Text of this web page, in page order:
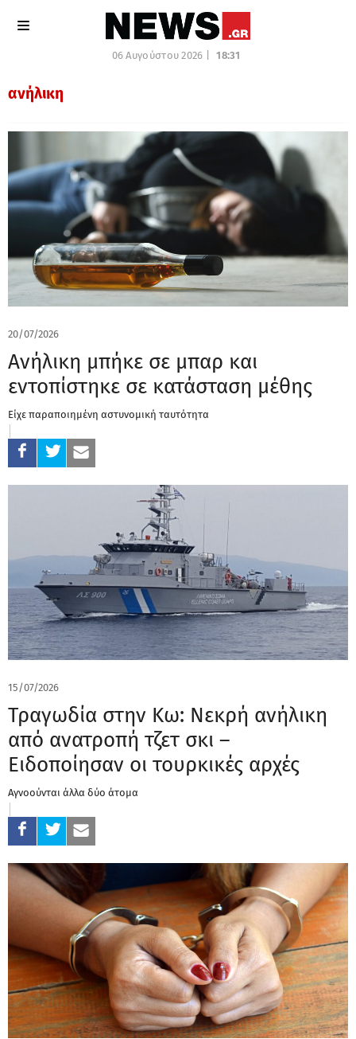
06 Αυγούστου 2026 | 18:31
ανήλικη
20/07/2026
Ανήλικη μπήκε σε μπαρ και
εντοπίστηκε σε κατάσταση μέθης
Είχε παραποιημένη αστυνομική ταυτότητα
15/07/2026
Τραγωδία στην Κω: Νεκρή ανήλικη
από ανατροπή τζετ σκι –
Ειδοποίησαν οι τουρκικές αρχές
Αγνοούνται άλλα δύο άτομα